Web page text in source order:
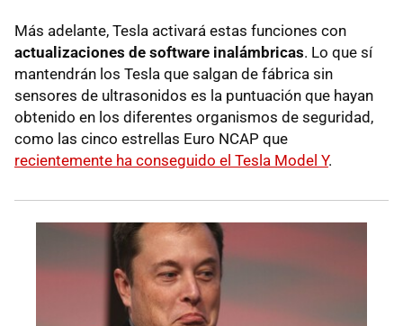
Más adelante, Tesla activará estas funciones con
actualizaciones de software inalámbricas. Lo que sí
mantendrán los Tesla que salgan de fábrica sin
sensores de ultrasonidos es la puntuación que hayan
obtenido en los diferentes organismos de seguridad,
como las cinco estrellas Euro NCAP que
recientemente ha conseguido el Tesla Model Y.